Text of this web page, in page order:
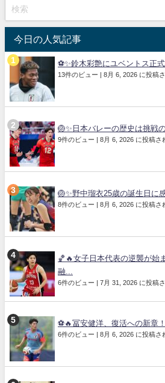
今日の人気記事
⚽✨鈴木彩艶にユベントス正
13件のビュー | 8月 6, 2026 に投稿
🏐✨日本バレーの歴史は挑戦
9件のビュー | 8月 6, 2026 に投稿さ
🏐✨野中瑠衣25歳の誕生日に
8件のビュー | 8月 6, 2026 に投稿さ
🏀🔥女子日本代表の逆襲が始
融...
6件のビュー | 7月 31, 2026 に投稿
⚽🔥冨安健洋、復活への新章
6件のビュー | 8月 6, 2026 に投稿さ